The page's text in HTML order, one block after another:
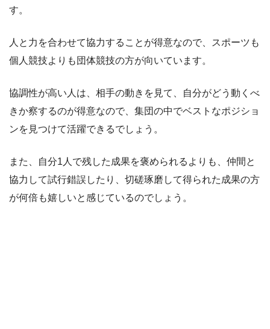
す。
人と力を合わせて協力することが得意なので、スポーツも
個人競技よりも団体競技の方が向いています。
協調性が高い人は、相手の動きを見て、自分がどう動くべ
きか察するのが得意なので、集団の中でベストなポジショ
ンを見つけて活躍できるでしょう。
また、自分1人で残した成果を褒められるよりも、仲間と
協力して試行錯誤したり、切磋琢磨して得られた成果の方
が何倍も嬉しいと感じているのでしょう。